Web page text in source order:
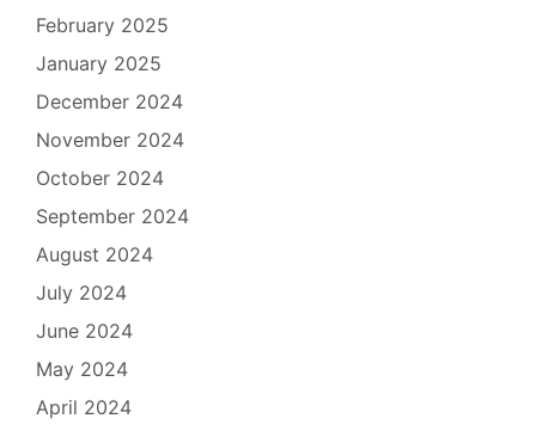
February 2025
January 2025
December 2024
November 2024
October 2024
September 2024
August 2024
July 2024
June 2024
May 2024
April 2024